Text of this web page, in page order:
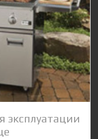
эксплуатации